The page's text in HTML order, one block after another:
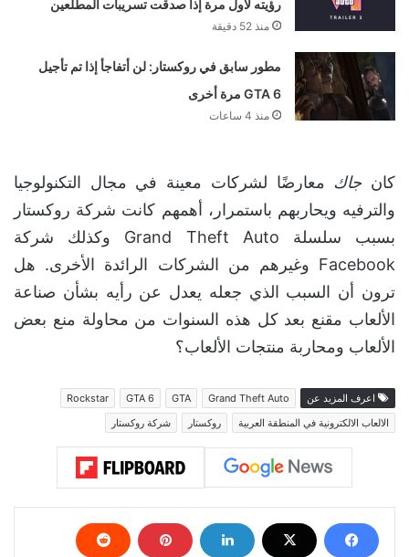
رؤيته لأول مرة إذا صدقت تسريبات المطلعين
منذ 52 دقيقة
مطور سابق في روكستار: لن أتفاجأ إذا تم تأجيل
GTA 6 مرة أخرى
منذ 4 ساعات
كان جاك معارضًا لشركات معينة في مجال التكنولوجيا
والترفيه ويحاربهم باستمرار، أهمهم كانت شركة روكستار
بسبب سلسلة Grand Theft Auto وكذلك شركة
Facebook وغيرهم من الشركات الرائدة الأخرى. هل
ترون أن السبب الذي جعله يعدل عن رأيه بشأن صناعة
الألعاب مقنع بعد كل هذه السنوات من محاولة منع بعض
الألعاب ومحاربة منتجات الألعاب؟
اعرف المزيد عن Grand Theft Auto
GTA
GTA 6
Rockstar
الالعاب الالكترونية في المنطقة العربية
روكستار شركة روكستار